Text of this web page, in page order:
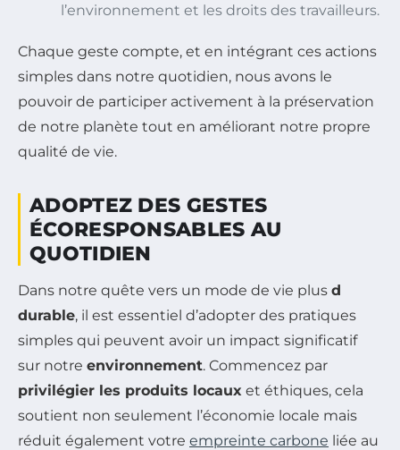
l’environnement et les droits des travailleurs.
Chaque geste compte, et en intégrant ces actions
simples dans notre quotidien, nous avons le
pouvoir de participer activement à la préservation
de notre planète tout en améliorant notre propre
qualité de vie.
ADOPTEZ DES GESTES
ÉCORESPONSABLES AU
QUOTIDIEN
Dans notre quête vers un mode de vie plus d
durable, il est essentiel d’adopter des pratiques
simples qui peuvent avoir un impact significatif
sur notre environnement. Commencez par
privilégier les produits locaux et éthiques, cela
soutient non seulement l’économie locale mais
réduit également votre empreinte carbone liée au